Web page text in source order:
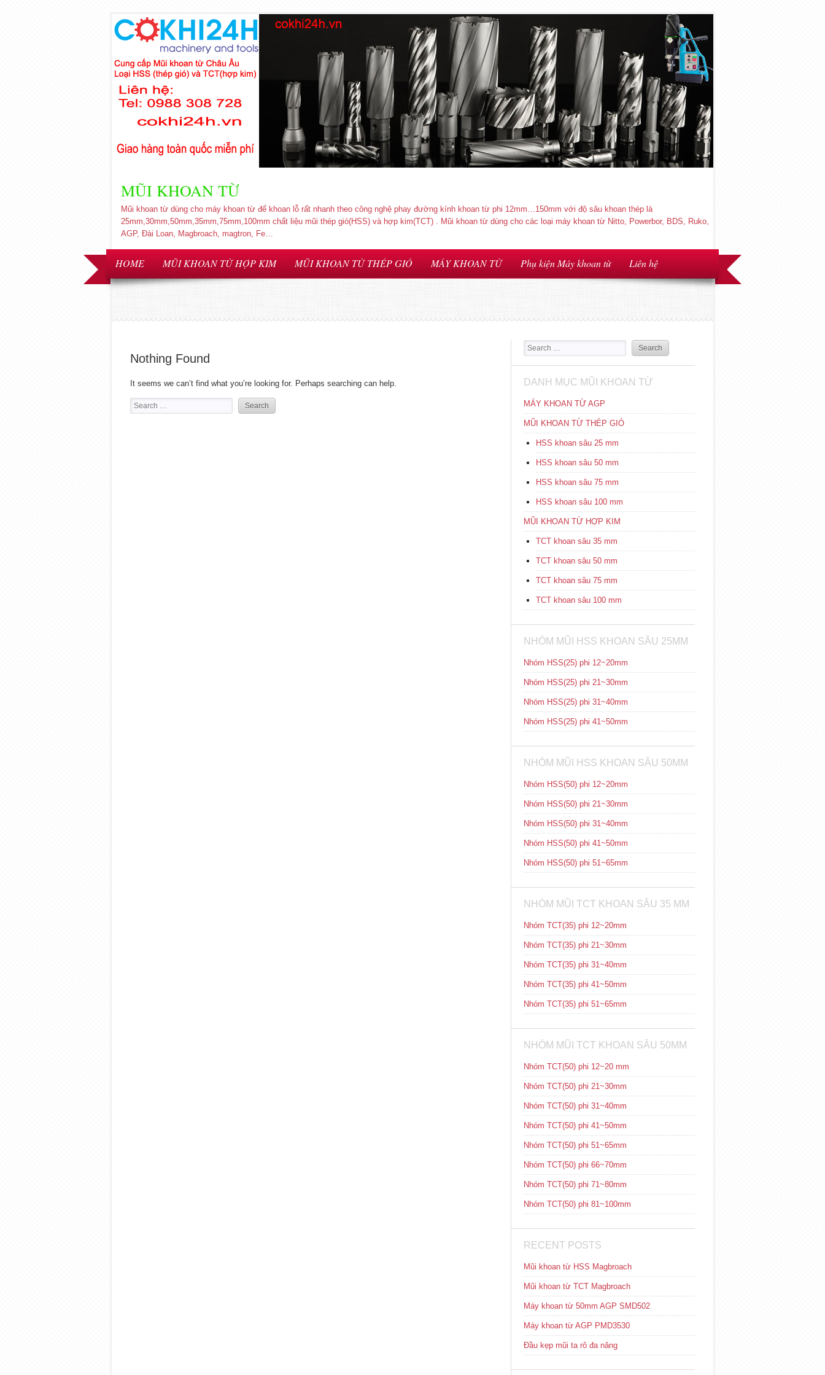
MŨI KHOAN TỪ
Mũi khoan từ dùng cho máy khoan từ để khoan lỗ rất nhanh theo công nghệ phay đường kính khoan từ phi 12mm…150mm với độ sâu khoan thép là
25mm,30mm,50mm,35mm,75mm,100mm chất liệu mũi thép gió(HSS) và hợp kim(TCT) . Mũi khoan từ dùng cho các loại máy khoan từ Nitto, Powerbor, BDS, Ruko,
AGP, Đài Loan, Magbroach, magtron, Fe…
HOME MŨI KHOAN TỪ HỢP KIM MŨI KHOAN TỪ THÉP GIÓ MÁY KHOAN TỪ Phụ kiện Máy khoan từ Liên hệ
Nothing Found
It seems we can’t find what you’re looking for. Perhaps searching can help.
Search
Search
DANH MỤC MŨI KHOAN TỪ
MÁY KHOAN TỪ AGP
MŨI KHOAN TỪ THÉP GIÓ
HSS khoan sâu 25 mm
HSS khoan sâu 50 mm
HSS khoan sâu 75 mm
HSS khoan sâu 100 mm
MŨI KHOAN TỪ HỢP KIM
TCT khoan sâu 35 mm
TCT khoan sâu 50 mm
TCT khoan sâu 75 mm
TCT khoan sâu 100 mm
NHÓM MŨI HSS KHOAN SÂU 25MM
Nhóm HSS(25) phi 12~20mm
Nhóm HSS(25) phi 21~30mm
Nhóm HSS(25) phi 31~40mm
Nhóm HSS(25) phi 41~50mm
NHÓM MŨI HSS KHOAN SÂU 50MM
Nhóm HSS(50) phi 12~20mm
Nhóm HSS(50) phi 21~30mm
Nhóm HSS(50) phi 31~40mm
Nhóm HSS(50) phi 41~50mm
Nhóm HSS(50) phi 51~65mm
NHÓM MŨI TCT KHOAN SÂU 35 MM
Nhóm TCT(35) phi 12~20mm
Nhóm TCT(35) phi 21~30mm
Nhóm TCT(35) phi 31~40mm
Nhóm TCT(35) phi 41~50mm
Nhóm TCT(35) phi 51~65mm
NHÓM MŨI TCT KHOAN SÂU 50MM
Nhóm TCT(50) phi 12~20 mm
Nhóm TCT(50) phi 21~30mm
Nhóm TCT(50) phi 31~40mm
Nhóm TCT(50) phi 41~50mm
Nhóm TCT(50) phi 51~65mm
Nhóm TCT(50) phi 66~70mm
Nhóm TCT(50) phi 71~80mm
Nhóm TCT(50) phi 81~100mm
RECENT POSTS
Mũi khoan từ HSS Magbroach
Mũi khoan từ TCT Magbroach
Máy khoan từ 50mm AGP SMD502
Máy khoan từ AGP PMD3530
Đầu kẹp mũi ta rô đa năng